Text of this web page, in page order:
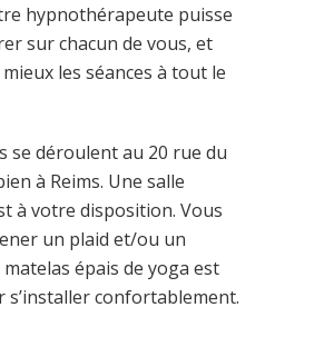
hypnothérapeute puisse
sur chacun de vous, et
les séances à tout le
se déroulent au 20 rue du
à Reims. Une salle
à votre disposition. Vous
un plaid et/ou un
épais de yoga est
confortablement.